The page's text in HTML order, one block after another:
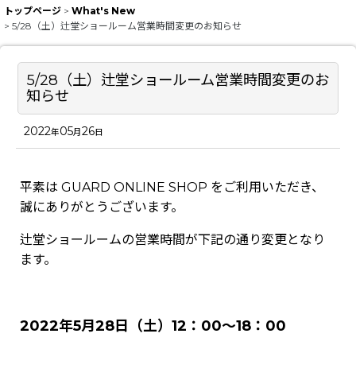
トップページ > What's New
> 5/28（土）辻堂ショールーム営業時間変更のお知らせ
5/28（土）辻堂ショールーム営業時間変更のお
知らせ
2022年05月 26日
平素は GUARD ONLINE SHOP をご利用いただき、
誠にありがとうございます。
辻堂ショールームの営業時間が下記の通り変更となり
ます。
2022年5月28日（土）12：00～18：00